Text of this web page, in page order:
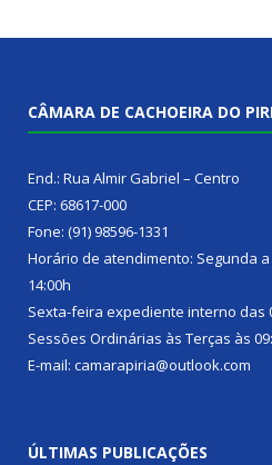
CÂMARA DE CACHOEIRA DO
End.: Rua Almir Gabriel – Centro
CEP: 68617-000
Fone: (91) 98596-1331
Horário de atendimento: Segunda
14:00h
Sexta-feira expediente interno das
Sessões Ordinárias às Terças às
E-mail: camarapiria@outlook.com
ÚLTIMAS PUBLICAÇÕES